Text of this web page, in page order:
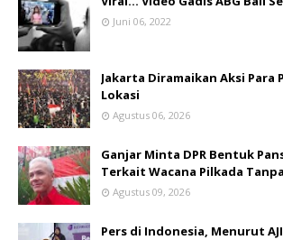
Juni 06, 2022
Jakarta Diramaikan Aksi Para
Lokasi
Agustus 06, 2026
Ganjar Minta DPR Bentuk
Terkait Wacana Pilkada
Agustus 09, 2026
Pers di Indonesia, Menurut AJI